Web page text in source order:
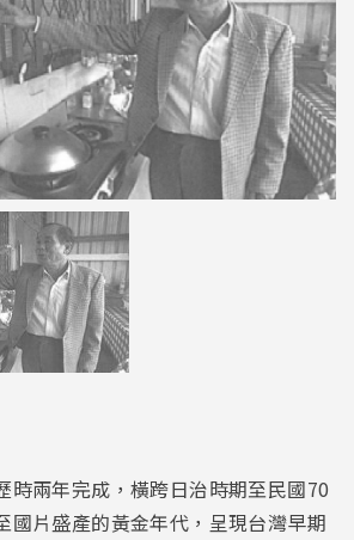
時兩年完成，橫跨日治時期至民國70
國片盛產的黃金年代，呈現台灣早期